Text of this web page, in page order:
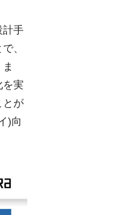
計手
、
を実
とが
)向